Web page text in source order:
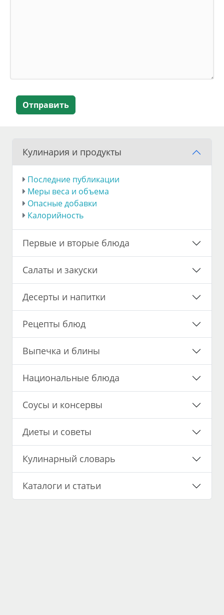
Отправить
Кулинария и продукты
Последние публикации
Меры веса и объема
Опасные добавки
Калорийность
Первые и вторые блюда
Салаты и закуски
Десерты и напитки
Рецепты блюд
Выпечка и блины
Национальные блюда
Соусы и консервы
Диеты и советы
Кулинарный словарь
Каталоги и статьи